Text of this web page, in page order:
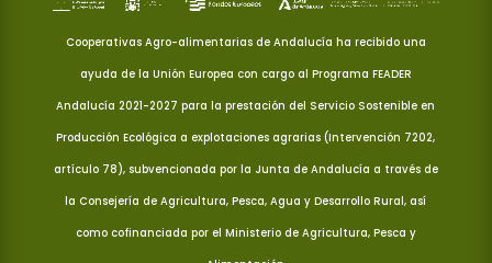
Cooperativas Agro-alimentarias de Andalucía ha recibido una
ayuda de la Unión Europea con cargo al Programa FEADER
Andalucía 2021-2027 para la prestación del Servicio Sostenible en
Producción Ecológica a explotaciones agrarias (Intervención 7202,
artículo 78), subvencionada por la Junta de Andalucía a través de
la Consejería de Agricultura, Pesca, Agua y Desarrollo Rural, así
como cofinanciada por el Ministerio de Agricultura, Pesca y